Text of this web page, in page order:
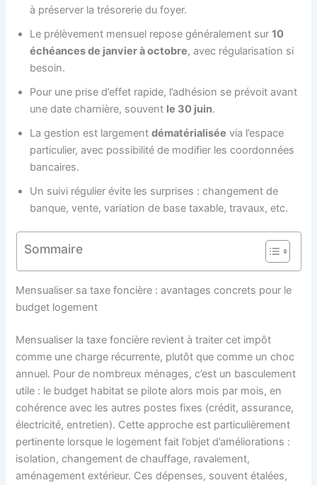
à préserver la trésorerie du foyer.
Le prélèvement mensuel repose généralement sur10
échéances de janvier à octobre, avec régularisation si
besoin.
Pour une prise d’effet rapide, l’adhésion se prévoit avant
une date charnière, souvent le 30 juin.
La gestion est largementdématérialisée via l’espace
particulier, avec possibilité de modifier les coordonnées
bancaires.
Un suivi régulier évite les surprises : changement de
banque, vente, variation de base taxable, travaux, etc.
Sommaire
Mensualiser sa taxe foncière : avantages concrets pour le
budget logement
Mensualiser la taxe foncière revient à traiter cet impôt
comme une charge récurrente, plutôt que comme un choc
annuel. Pour de nombreux ménages, c’est un basculement
utile : le budget habitat se pilote alors mois par mois, en
cohérence avec les autres postes fixes (crédit, assurance,
électricité, entretien). Cette approche est particulièrement
pertinente lorsque le logement fait l’objet d’améliorations :
isolation, changement de chauffage, ravalement,
aménagement extérieur. Ces dépenses, souvent étalées,